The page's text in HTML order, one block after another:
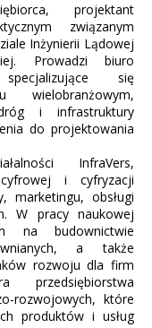
projektant
związanym
Inżynierii Lądowej
Prowadzi biuro
się
wielobranżowym,
i infrastruktury
do projektowania
InfraVers,
i cyfryzacji
marketingu, obsługi
W pracy naukowej
na budownictwie
a także
rozwoju dla firm
rozwojowych, które
produktów i usług